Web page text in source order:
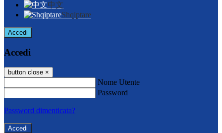
中文
Shqiptare
Accedi
Accedi
button close ×
Nome Utente
Password
Password dimenticata?